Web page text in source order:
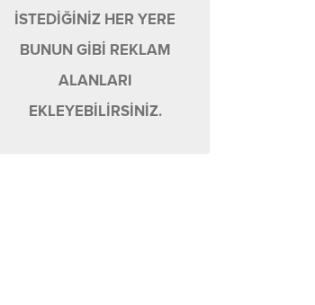
İSTEDİĞİNİZ HER YERE
BUNUN GİBİ REKLAM
ALANLARI
EKLEYEBİLİRSİNİZ.